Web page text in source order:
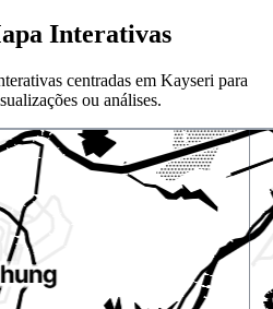
Interativas
centradas em Kayseri para
ou análises.